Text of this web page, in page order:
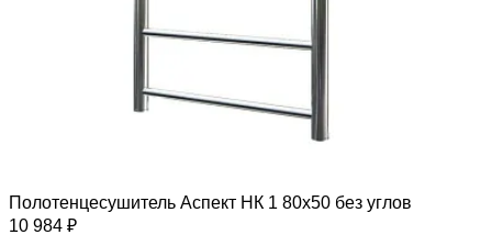
Полотенцесушитель Аспект НК 1 80х50 без углов
10 984 ₽